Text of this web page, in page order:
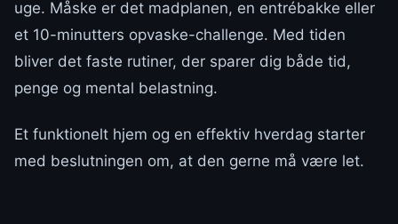
uge. Måske er det madplanen, en entrébakke eller
et 10-minutters opvaske-challenge. Med tiden
bliver det faste rutiner, der sparer dig både tid,
penge og mental belastning.
Et funktionelt hjem og en effektiv hverdag starter
med beslutningen om, at den gerne må være let.